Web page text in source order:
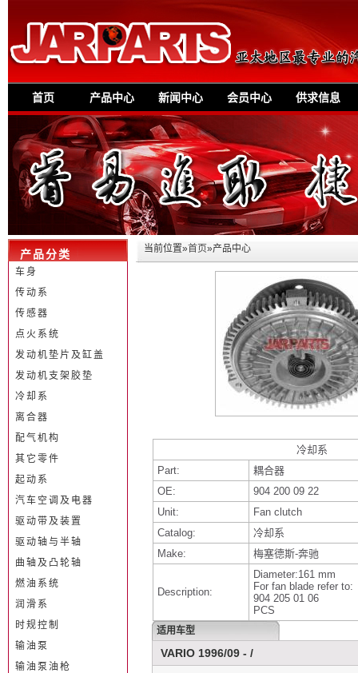
首页 产品中心 新闻中心 会员中心 供求信息
当前位置»首页»产品中心
冷却系
Part:
耦合器
OE:
904 200 09 22
Unit:
Fan clutch
Catalog:
冷却系
Make:
梅塞德斯-奔驰
Description:
Diameter:161 mm
For fan blade refer to:
904 205 01 06
PCS
适用车型
VARIO 1996/09 - /
产品分类
车身
传动系
传感器
点火系统
发动机垫片及缸盖
发动机支架胶垫
冷却系
离合器
配气机构
其它零件
起动系
汽车空调及电器
驱动带及装置
驱动轴与半轴
曲轴及凸轮轴
燃油系统
润滑系
时规控制
输油泵
输油泵油枪